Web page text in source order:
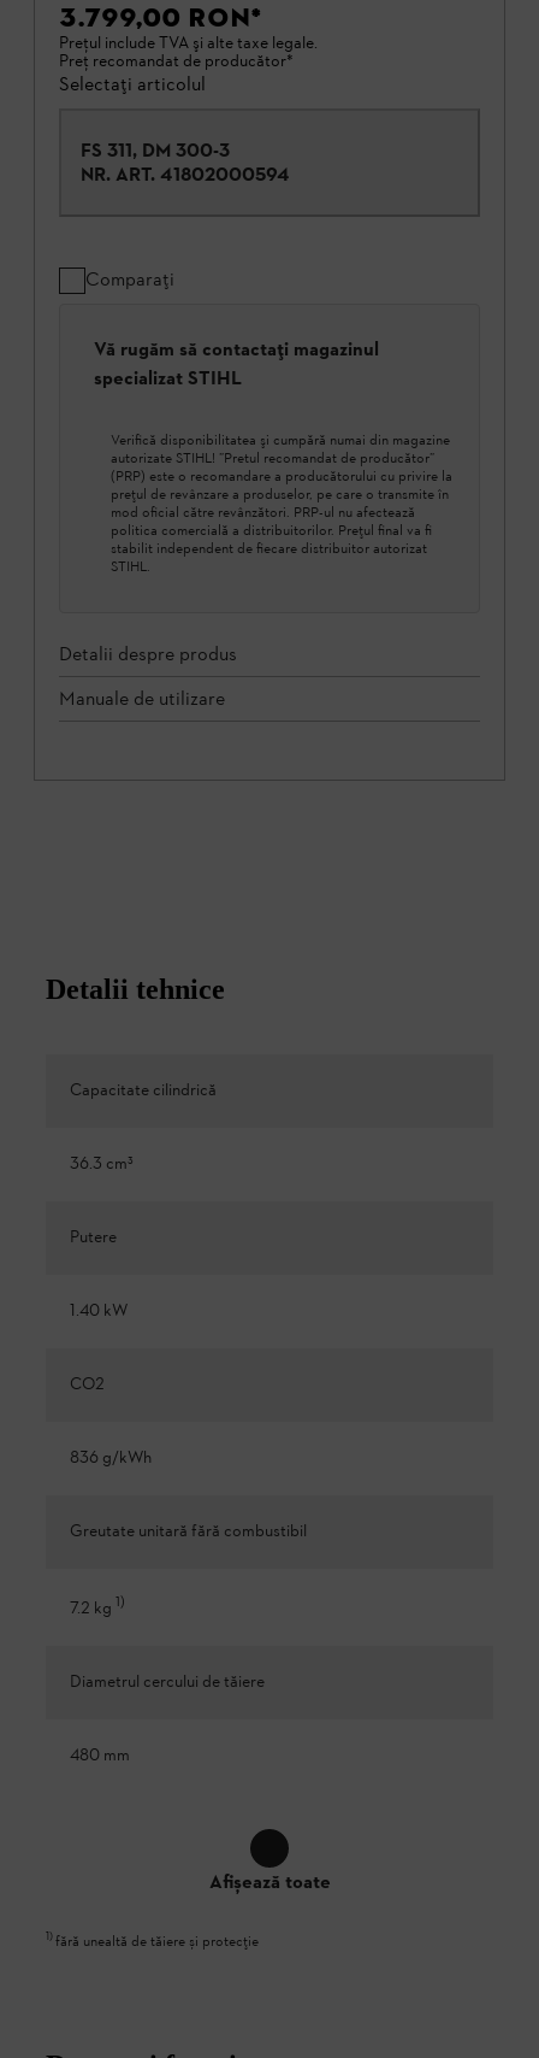
3.799,00 RON*
Preţul include TVA şi alte taxe legale.
Preţ recomandat de producător*
Selectați articolul
FS 311, DM 300-3
NR. ART. 41802000594
Comparați
Vă rugăm să contactați magazinul
specializat STIHL
Verifică disponibilitatea şi cumpără numai din magazine
autorizate STIHL! ”Pretul recomandat de producător”
(PRP) este o recomandare a producătorului cu privire la
prețul de revânzare a produselor, pe care o transmite în
mod oficial către revânzători. PRP-ul nu afectează
politica comercială a distribuitorilor. Prețul final va fi
stabilit independent de fiecare distribuitor autorizat
STIHL.
Detalii despre produs
Manuale de utilizare
Detalii tehnice
Capacitate cilindrică
36.3 cm³
Putere
1.40 kW
CO2
836 g/kWh
Greutate unitară fără combustibil
7.2 kg 1)
Diametrul cercului de tăiere
480 mm
Afișează toate
1)fără unealtă de tăiere și protecție